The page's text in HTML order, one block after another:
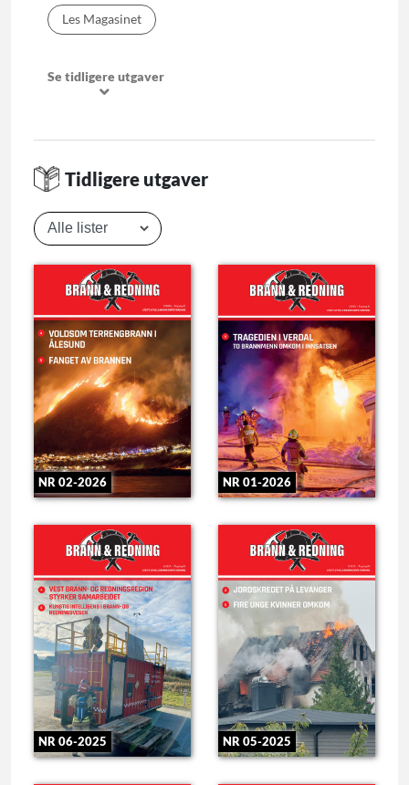
Les Magasinet
Se tidligere utgaver
Tidligere utgaver
NR 02-2026 NR 01-2026
NR 06-2025 NR 05-2025